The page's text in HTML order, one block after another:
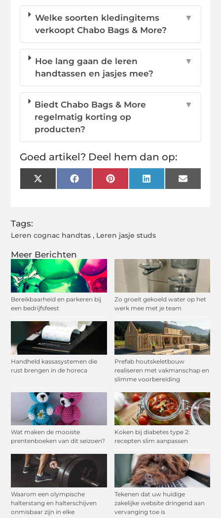
Meer Berichten
Bereikbaarheid en parkeren bij
een bedrijfsfeest
Zo groeit gekoeld water op het
werk mee met je team
Handheld kassasystemen die
rust brengen in de horeca
Prefab houtskeletbouw
realiseren met vakmanschap en
slimme voorbereiding
Wat maken de mooiste
prentenboeken van dit seizoen?
Koken bij diabetes type 2:
recepten slim aanpassen
Waarom een olympische
halterstang en halterschijven
onmisbaar zijn in elke
Tekenen dat uw huidige
zakelijke website dringend aan
vervanging toe is
Welke soorten kledingitems
verkoopt Chabo Bags & More?
▼
Hoe lang gaan de leren
handtassen en jasjes mee?
▼
Biedt Chabo Bags & More
regelmatig korting op
producten?
▼
Goed artikel? Deel hem dan op:
X
(Twitter)
FacebookPinterestLinkedInEmail
Tags:
Leren cognac handtas , Leren jasje studs